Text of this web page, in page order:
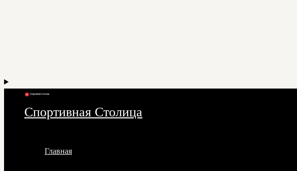
Спортивная Столица
Главная